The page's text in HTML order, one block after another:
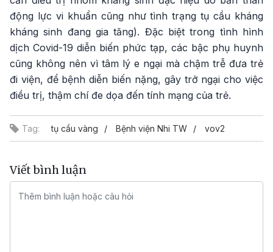
động lực vi khuẩn cũng như tình trạng tụ cầu kháng
kháng sinh đang gia tăng). Đặc biệt trong tình hình
dịch Covid-19 diễn biến phức tạp, các bậc phụ huynh
cũng không nên vì tâm lý e ngại mà chậm trễ đưa trẻ
đi viện, để bệnh diễn biến nặng, gây trở ngại cho việc
điều trị, thậm chí đe dọa đến tính mạng của trẻ.
Tag: tụ cầu vàng Bệnh viện Nhi TW vov2
Viết bình luận